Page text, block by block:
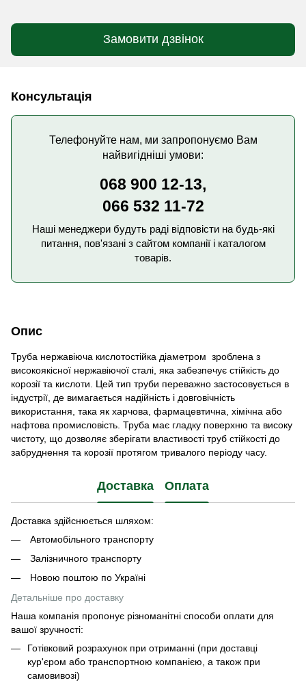
Замовити дзвінок
Консультація
Телефонуйте нам, ми запропонуємо Вам
найвигідніші умови:
068 900 12-13,
066 532 11-72
Наші менеджери будуть раді відповісти на будь-які
питання, пов'язані з сайтом компанії і каталогом
товарів.
Опис
Труба нержавіюча кислотостійка діаметром зроблена з
високоякісної нержавіючої сталі, яка забезпечує стійкість до
корозії та кислоти. Цей тип труби переважно застосовується в
індустрії, де вимагається надійність і довговічність
використання, така як харчова, фармацевтична, хімічна або
нафтова промисловість. Труба має гладку поверхню та високу
чистоту, що дозволяє зберігати властивості труб стійкості до
забруднення та корозії протягом тривалого періоду часу.
Доставка Оплата
Доставка здійснюється шляхом:
Автомобільного транспорту
Залізничного транспорту
Новою поштою по Україні
Детальніше про доставку
Наша компанія пропонує різноманітні способи оплати для
вашої зручності:
Готівковий розрахунок при отриманні (при доставці
кур'єром або транспортною компанією, а також при
самовивозі)